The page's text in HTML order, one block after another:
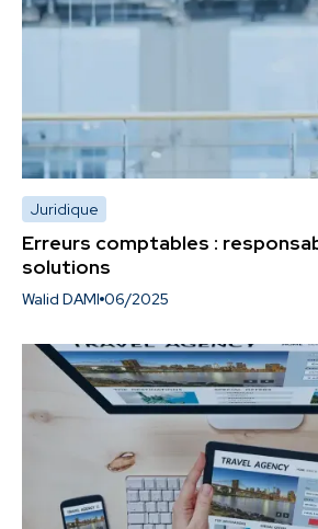
Juridique
Erreurs comptables :
solutions
Walid DAMI 06/2025